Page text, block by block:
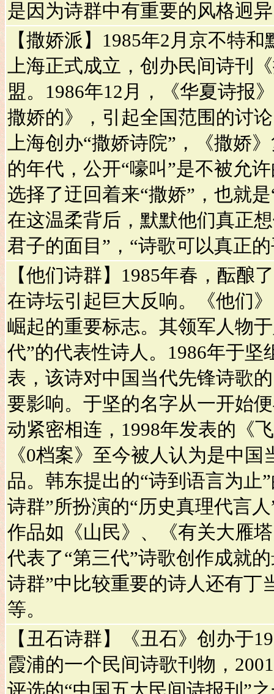
是因为诗群中有重要的风格迥
【撒娇派】1985年2月京不特
上海正式成立，创办民间诗刊
盟。1986年12月，《华夏诗报
撒娇的》，引起全国范围的讨
上海创办“撒娇诗院”，《撒娇
的年代，公开“嚎叫”是不被允
选择了迂回着来“撒娇”，也就
在这温柔背后，默默他们真正
君子的面目”，“诗歌可以真正
【他们诗群】1985年春，酝酿
在诗坛引起巨大反响。《他们
崛起的重要标志。其领军人物
代”的代表性诗人。1986年于坚
表，该诗对中国当代先锋诗歌
要影响。于坚的名字从一开始
动紧密相连，1998年发表的《
《0档案》至今被人认为是中
品。韩东提出的“诗到语言为止
诗群”所扮演的“历史真理代言
作品如《山民》、《有关大雁
代表了“第三代”诗歌创作成就
诗群”中比较重要的诗人还有丁
等。
【丑石诗群】《丑石》创办于
霞浦的一个民间诗歌刊物，